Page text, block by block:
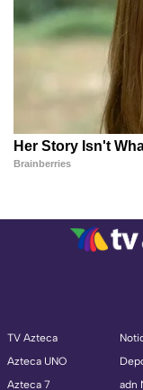
TV Azteca
Azteca UNO
Azteca 7
adn